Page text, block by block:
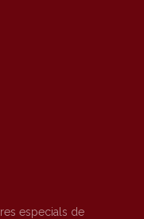
especials de